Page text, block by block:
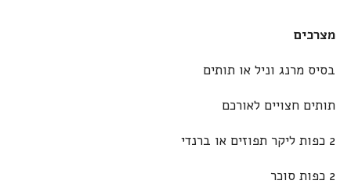
מצרכים
בסיס מרנג וניל או תותים
תותים חצויים לאורכם
2 כפות ליקר תפוזים או ברנדי
2 כפות סוכר